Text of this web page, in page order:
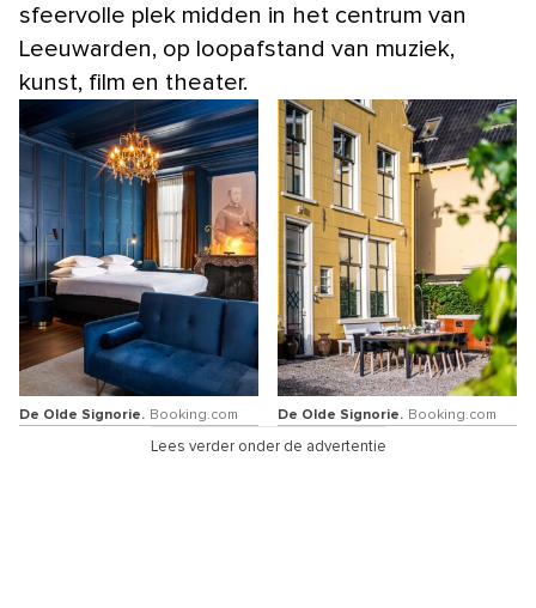
sfeervolle plek midden in het centrum van
Leeuwarden, op loopafstand van muziek,
kunst, film en theater.
De Olde Signorie. Booking.com De Olde Signorie. Booking.com
Lees verder onder de advertentie